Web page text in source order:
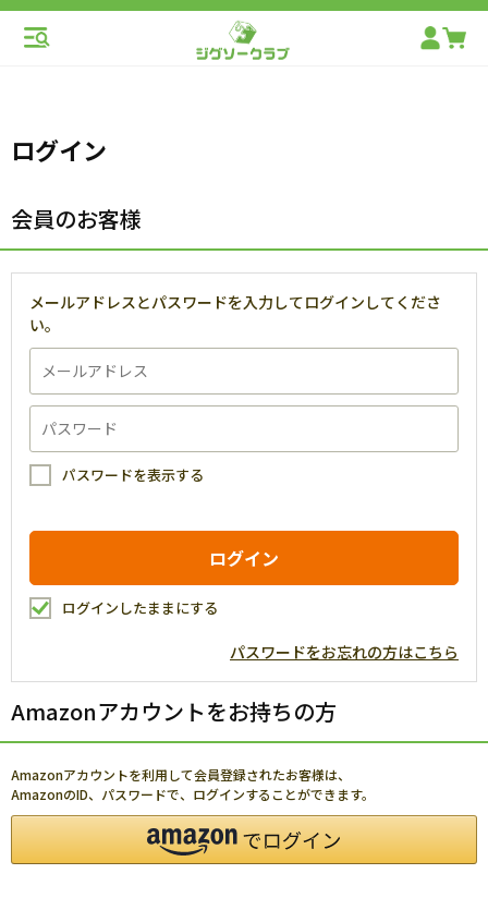
ログイン
会員のお客様
メールアドレスとパスワードを入力してログインしてくださ
い。
パスワードを表示する
ログインしたままにする
パスワードをお忘れの方はこちら
Amazonアカウントをお持ちの方
Amazonアカウントを利用して会員登録されたお客様は、
AmazonのID、パスワードで、ログインすることができます。